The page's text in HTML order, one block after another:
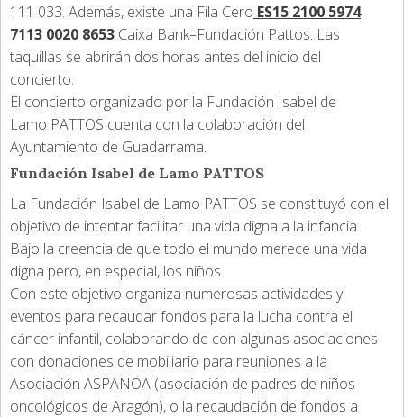
111 033. Además, existe una Fila Cero ES15 2100 5974
7113 0020 8653 Caixa Bank–Fundación Pattos. Las
taquillas se abrirán dos horas antes del inicio del
concierto.
El concierto organizado por la Fundación Isabel de
Lamo PATTOS cuenta con la colaboración del
Ayuntamiento de Guadarrama.
Fundación Isabel de Lamo PATTOS
La Fundación Isabel de Lamo PATTOS se constituyó con el
objetivo de intentar facilitar una vida digna a la infancia.
Bajo la creencia de que todo el mundo merece una vida
digna pero, en especial, los niños.
Con este objetivo organiza numerosas actividades y
eventos para recaudar fondos para la lucha contra el
cáncer infantil, colaborando de con algunas asociaciones
con donaciones de mobiliario para reuniones a la
Asociación ASPANOA (asociación de padres de niños
oncológicos de Aragón), o la recaudación de fondos a